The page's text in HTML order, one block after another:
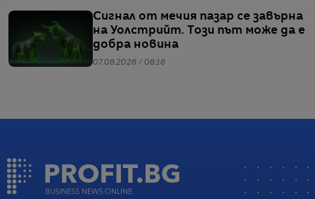
Сигнал от мечия пазар се завърна
на Уолстрийт. Този път може да е
добра новина
07.08.2026 / 08:18